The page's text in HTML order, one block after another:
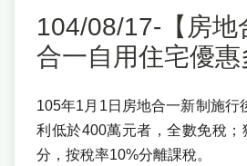
104/08/17-【房地
合一自用住宅優惠
105年1月1日房地合一新制施行
利低於400萬元者，全數免稅；
分，按稅率10%分離課稅。